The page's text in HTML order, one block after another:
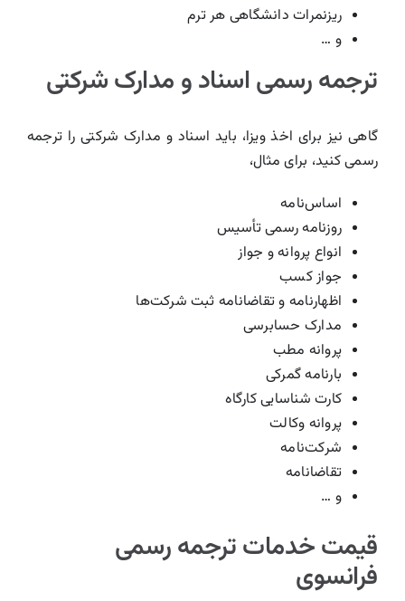
ریزنمرات دانشگاهی هر ترم
و …
ترجمه رسمی اسناد و مدارک شرکتی
گاهی نیز برای اخذ ویزا، باید اسناد و مدارک شرکتی را ترجمه
رسمی کنید، برای مثال،
اساس‌نامه
روزنامه رسمی تأسیس
انواع پروانه و جواز
جواز کسب
اظهارنامه و تقاضانامه ثبت شرکت‌ها
مدارک حسابرسی
پروانه مطب
بارنامه گمرکی
کارت شناسایی کارگاه
پروانه وکالت
شرکت‌نامه
تقاضانامه
و …
قیمت خدمات ترجمه رسمی
فرانسوی